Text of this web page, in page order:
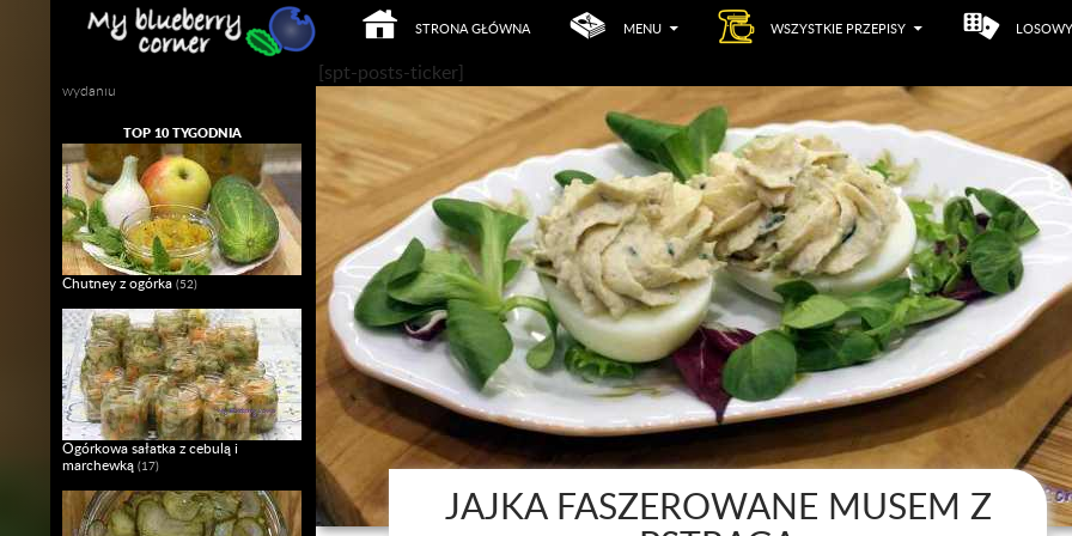
Szukaj
PRZEJDŹ DO TREŚCI
STRONA GŁÓWNA
MENU WSZYSTKIE PRZEPISY
[spt-posts-ticker]
JAJKA FASZEROWANE MUSEM Z
wydaniu
TOP 10 TYGODNIA
Chutney z ogórka (52)
Ogórkowa sałatka z cebulą i
marchewką (17)